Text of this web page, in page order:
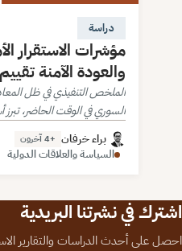
دراسة
مؤشرات الاستقرار
والعودة الآمنة
الملخص التنفيذي في ظل
السوري في الوقت الحاضر، تبرز
كأحد المرتكزات الهامة
الآمنة للاجئين…
براء خرفان +4 آخرون
السياسة والعلاقات الدولية
اشترك في نشرتنا البريدية
احصل على أحدث الدراسات والتقارير